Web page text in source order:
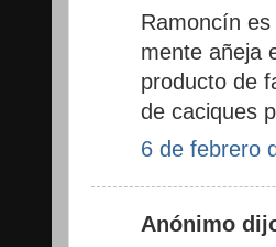
Ramoncín es
mente añeja
producto de
de caciques
6 de febrero
Anónimo